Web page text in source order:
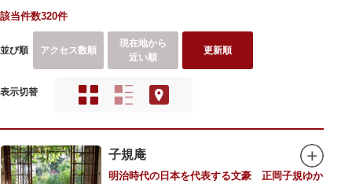
該当件数320件
並び順 アクセス数順
現在地から
近い順
更新順
表示切替
子規庵
明治時代の日本を代表する文豪 正岡子規ゆか